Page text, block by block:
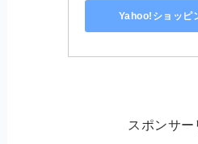
Yahoo!ショッピ
スポンサー